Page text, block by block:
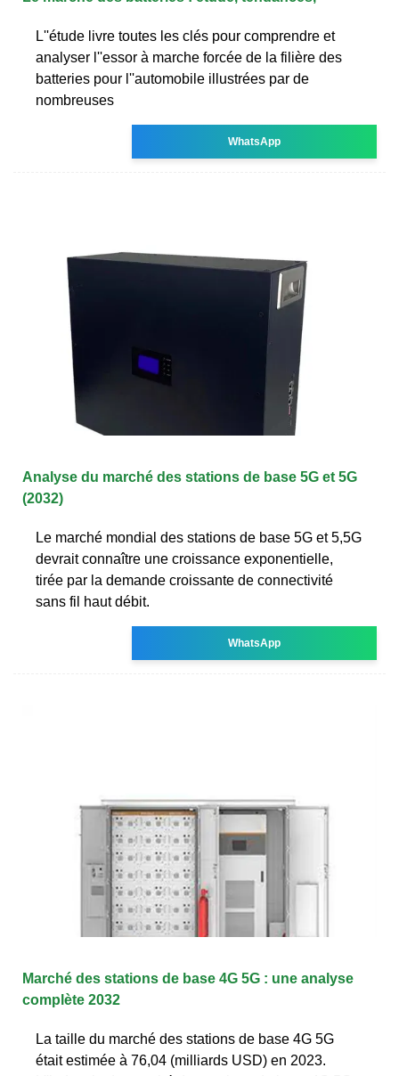
L''étude livre toutes les clés pour comprendre et
analyser l''essor à marche forcée de la filière des
batteries pour l''automobile illustrées par de
nombreuses
WhatsApp
Analyse du marché des stations de base 5G et 5G
(2032)
Le marché mondial des stations de base 5G et 5,5G
devrait connaître une croissance exponentielle,
tirée par la demande croissante de connectivité
sans fil haut débit.
WhatsApp
Marché des stations de base 4G 5G : une analyse
complète 2032
La taille du marché des stations de base 4G 5G
était estimée à 76,04 (milliards USD) en 2023.